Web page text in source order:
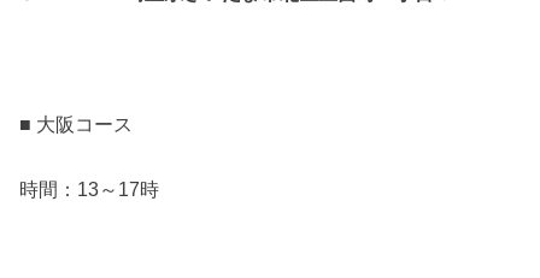
■ 大阪コース
時間：13～17時